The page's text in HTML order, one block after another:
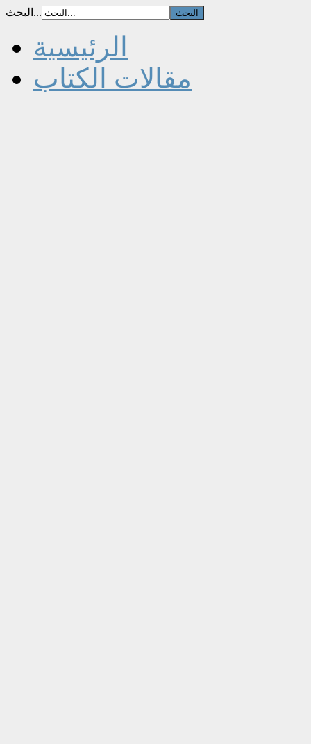
البحث...
الرئيسية
مقالات الكتاب